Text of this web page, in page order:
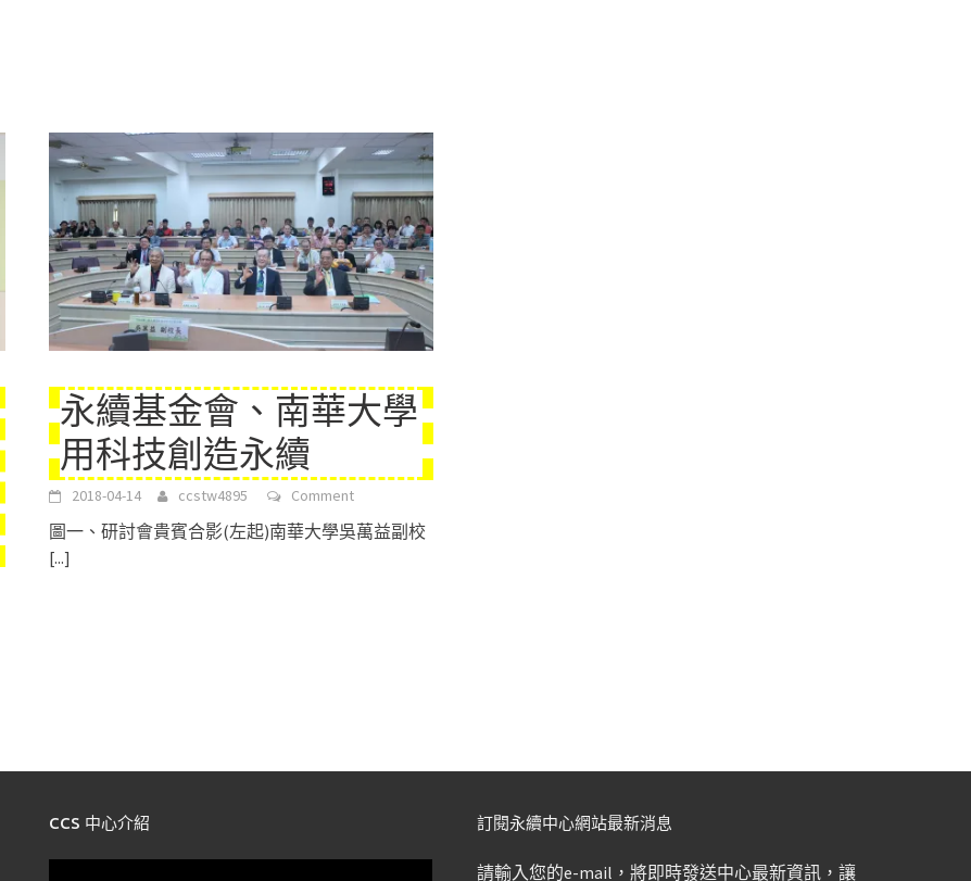
永續基金會、南華大學
用科技創造永續
2018-04-14 ccstw4895 Comment
圖一、研討會貴賓合影(左起)南華大學吳萬益副校
[...]
CCS 中心介紹 訂閱永續中心網站最新消息
請輸入您的e-mail，將即時發送中心最新資訊，讓